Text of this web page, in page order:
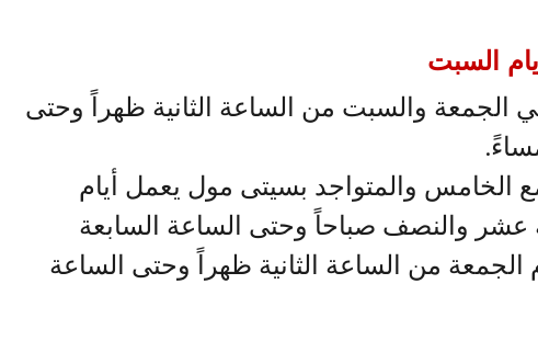
السبت
والسبت من الساعة الثانية ظهراً وحتى
الخامس والمتواجد بسيتى مول يعمل أيام
عشر والنصف صباحاً وحتى الساعة السابعة
من الساعة الثانية ظهراً وحتى الساعة